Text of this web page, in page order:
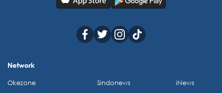
Network
Okezone
Sindonews
iNews